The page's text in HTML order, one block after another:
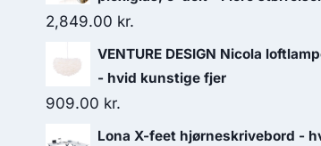
2,849.00 kr.
VENTURE DESIGN Nicola
- hvid kunstige fjer
909.00 kr.
Lona X-feet hjørneskrivebord -